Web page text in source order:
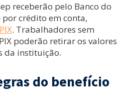
receberão pelo Banco do
crédito em conta,
PIX. Trabalhadores sem
poderão retirar os valores
da instituição.
do benefício